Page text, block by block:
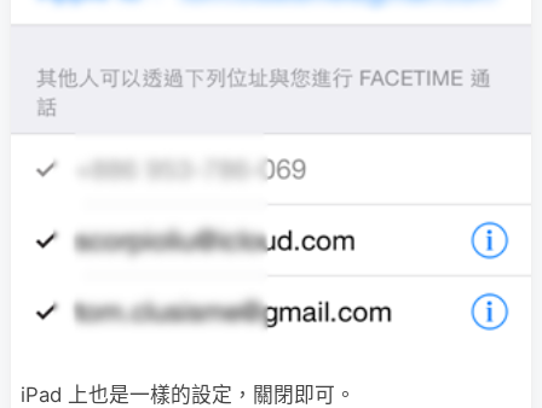
iPad 上也是一樣的設定，關閉即可。